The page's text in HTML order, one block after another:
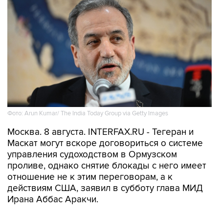
Фото: Arun Kumar/ The India Today Group via Getty Images
Москва. 8 августа. INTERFAX.RU - Тегеран и
Маскат могут вскоре договориться о системе
управления судоходством в Ормузском
проливе, однако снятие блокады с него имеет
отношение не к этим переговорам, а к
действиям США, заявил в субботу глава МИД
Ирана Аббас Аракчи.